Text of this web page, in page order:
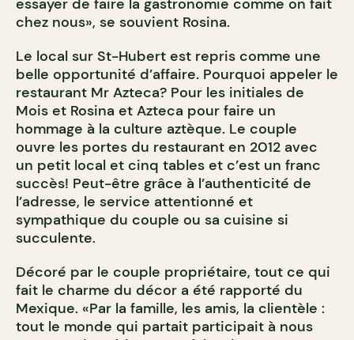
essayer de faire la gastronomie comme on fait
chez nous», se souvient Rosina.
Le local sur St-Hubert est repris comme une
belle opportunité d’affaire. Pourquoi appeler le
restaurant Mr Azteca? Pour les initiales de
Mois et Rosina et Azteca pour faire un
hommage à la culture aztèque. Le couple
ouvre les portes du restaurant en 2012 avec
un petit local et cinq tables et c’est un franc
succès! Peut-être grâce à l’authenticité de
l’adresse, le service attentionné et
sympathique du couple ou sa cuisine si
succulente.
Décoré par le couple propriétaire, tout ce qui
fait le charme du décor a été rapporté du
Mexique. «Par la famille, les amis, la clientèle :
tout le monde qui partait participait à nous